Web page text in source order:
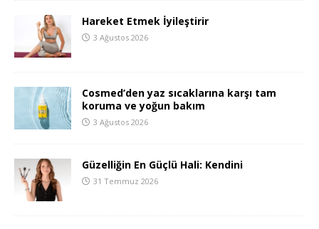
Hareket Etmek İyileştirir
3 Ağustos 2026
Cosmed’den yaz sıcaklarına karşı tam
koruma ve yoğun bakım
3 Ağustos 2026
Güzelliğin En Güçlü Hali: Kendini
31 Temmuz 2026